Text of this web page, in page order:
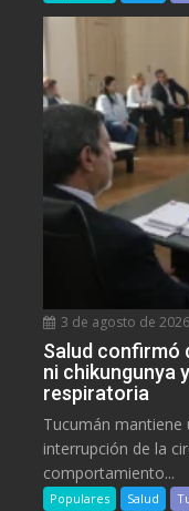
3 de agosto de 2026
Salud confirmó
ni chikungunya
respiratoria
Tucumán mantiene
interrupción de la
comportamiento...
Populares Salud